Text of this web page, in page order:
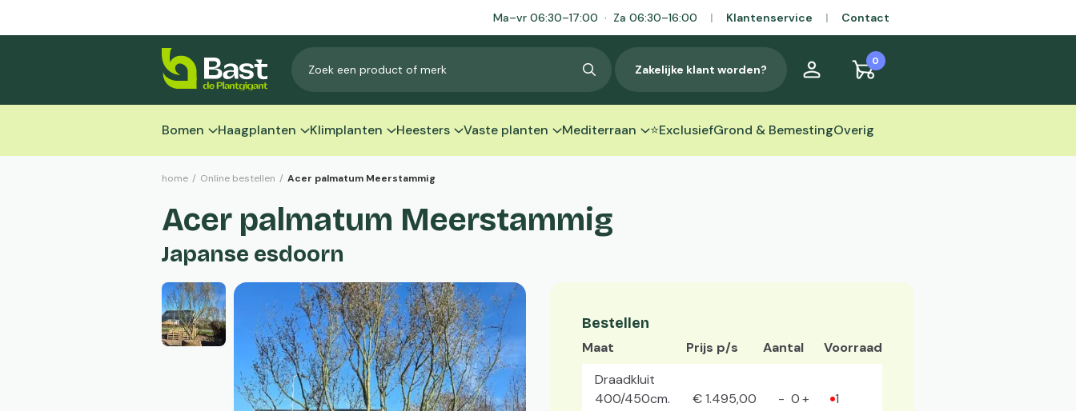
Ma–vr 06:30–17:00 · Za 06:30–16:00 | Klantenservice | Contact
Zakelijke klant worden?
0
Bomen Haagplanten Klimplanten Heesters Vaste planten Mediterraan ⭐ExclusiefGrond & BemestingOverig
home / Online bestellen / Acer palmatum Meerstammig
Acer palmatum Meerstammig
Japanse esdoorn
Bestellen
Maat Prijs p/s Aantal
Voorraad
Draadkluit
400/450cm.
€1.495,00 1